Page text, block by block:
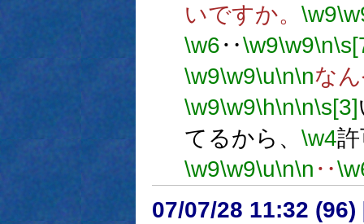
いですか。 \w9
\w6‥\w9\w9\n
\w9\w9\u\n\nな
\w9\w9\h\n\n\s[3]
てるから、 \w4
\w9\w9\u\n\n ‥
07/07/28 11:32 (96)